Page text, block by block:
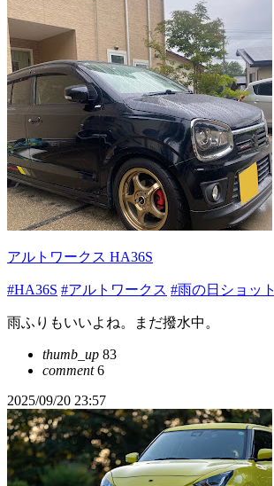
アルトワークス HA36S
#HA36S #アルトワークス #雨の日ショット
雨ふりもいいよね。まだ撥水中。
thumb_up 83
comment6
2025/09/20 23:57